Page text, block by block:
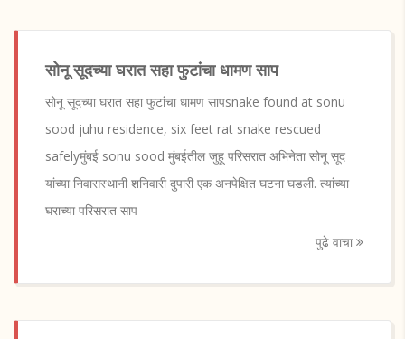
सोनू सूदच्या घरात सहा फुटांचा धामण साप
सोनू सूदच्या घरात सहा फुटांचा धामण सापsnake found at sonu
sood juhu residence, six feet rat snake rescued
safelyमुंबई sonu sood मुंबईतील जुहू परिसरात अभिनेता सोनू सूद
यांच्या निवासस्थानी शनिवारी दुपारी एक अनपेक्षित घटना घडली. त्यांच्या
घराच्या परिसरात साप
पुढे वाचा